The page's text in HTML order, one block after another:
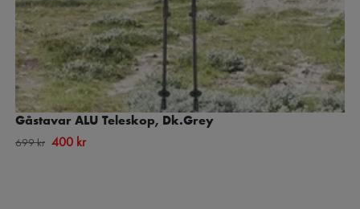
Gåstavar ALU Teleskop, Dk.Grey
699 kr 400 kr